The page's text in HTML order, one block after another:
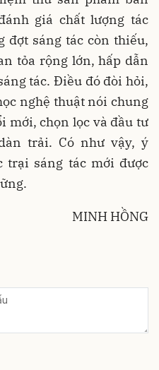
giá chất lượng tác
đợt sáng tác còn thiếu,
tỏa rộng lớn, hấp dẫn
tác. Điều đó đòi hỏi,
nghệ thuật nói chung
mới, chọn lọc và đầu tư
trải. Có như vậy, ý
trại sáng tác mới được
MINH HỒNG